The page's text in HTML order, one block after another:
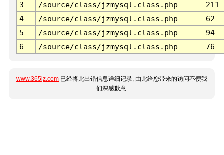
3 /source/class/jzmysql.class.php
211
4
/source/class/jzmysql.class.php
62
5
/source/class/jzmysql.class.php
94
6
/source/class/jzmysql.class.php 76
www.365jz.com 已经将此出错信息详细记录, 由此给您带来的访问不便我
们深感歉意.